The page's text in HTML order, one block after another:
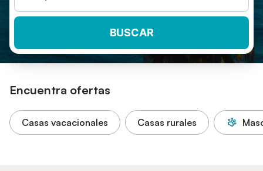
BUSCAR
Encuentra ofertas
Casas vacacionales Casas rurales